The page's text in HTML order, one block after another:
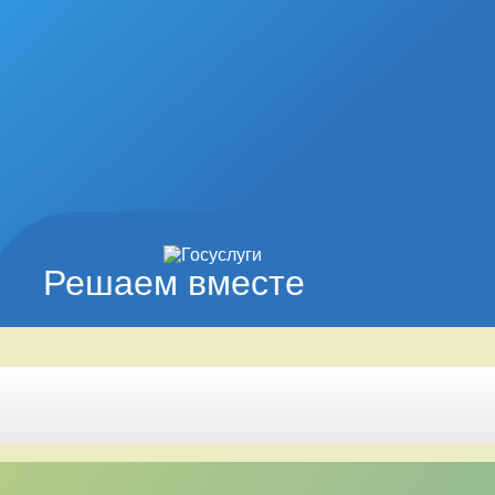
Решаем вместе